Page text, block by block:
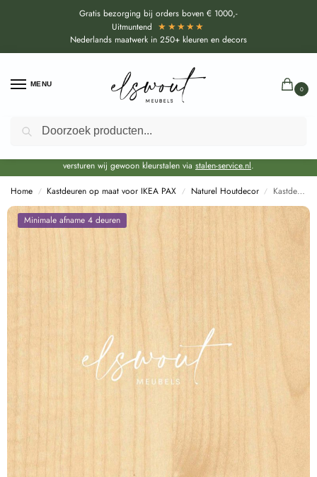
Gratis bezorging bij orders boven € 1000,-
Uitmuntend ★★★★★
Nederlands maatwerk in 250+ kleuren en decors
MENU
0
Door de bouwvakperiode geldt voor alle collecties momenteel een EXTRA
levertijd van circa 3-4 weken bovenop de reguliere levertijd.
versturen wij gewoon kleurstalen via stalen-service.nl.
Home / Kastdeuren op maat voor IKEA PAX / Naturel Houtdecor / Kastdeuren op maat Konings Ahorn (R27001 VV) voor IKEA PAX
Minimale afname 4 deuren